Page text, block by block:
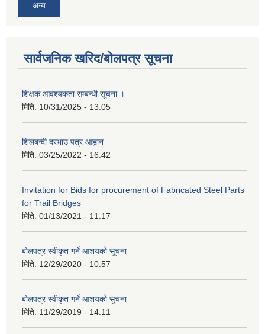
अन्य
सार्वजनिक खरिद/बोलपत्र सूचना
शिक्षक आवश्यकता सम्बन्धी सूचना ।
मिति: 10/31/2025 - 13:05
शिलबन्दी दरभाउ पत्र आह्वान
मिति: 03/25/2022 - 16:42
Invitation for Bids for procurement of Fabricated Steel Parts
for Trail Bridges
मिति: 01/13/2021 - 11:17
बोलपत्र स्वीकृत गर्ने आशयको सूचना
मिति: 12/29/2020 - 10:57
बोलपत्र स्वीकृत गर्ने आशयको सुचना
मिति: 11/29/2019 - 14:11